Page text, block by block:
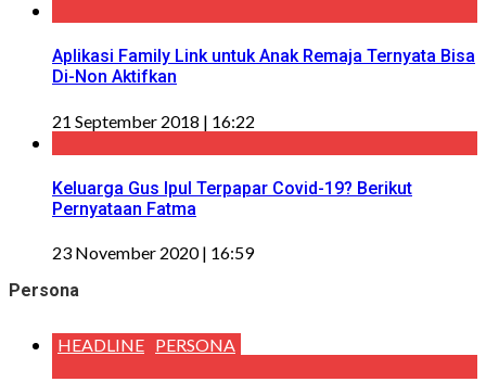
Aplikasi Family Link untuk Anak Remaja Ternyata Bisa
Di-Non Aktifkan
21 September 2018 | 16:22
Keluarga Gus Ipul Terpapar Covid-19? Berikut
Pernyataan Fatma
23 November 2020 | 16:59
Persona
HEADLINE PERSONA